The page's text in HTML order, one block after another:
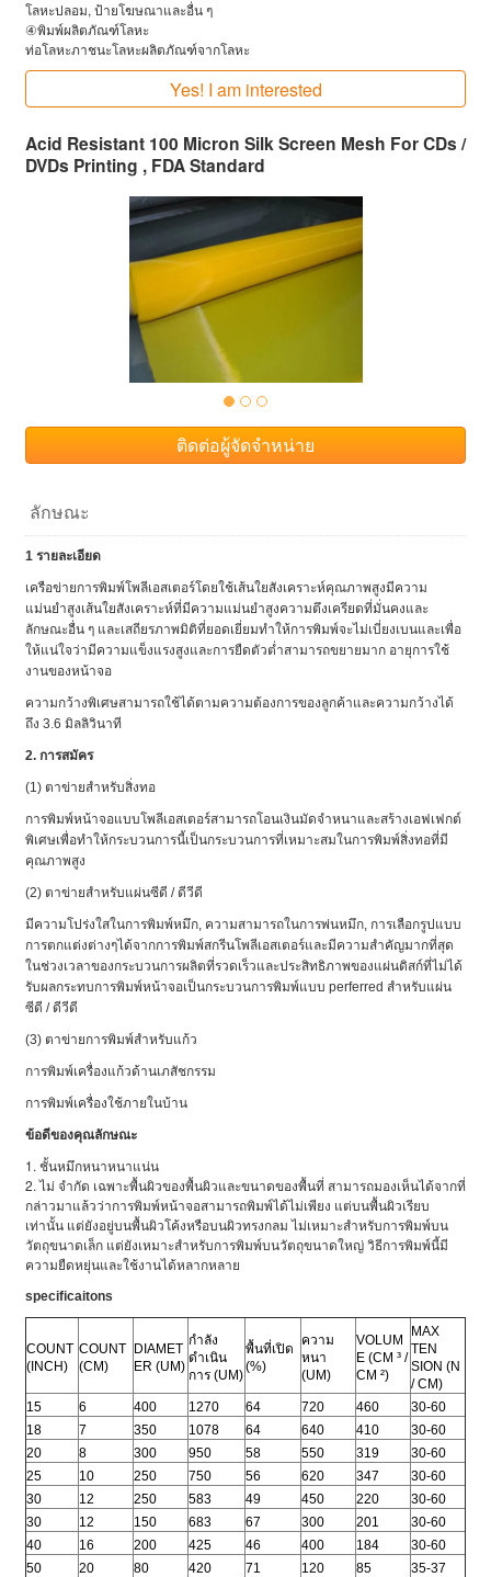
โลหะปลอม, ป้ายโฆษณาและอื่น ๆ
④พิมพ์ผลิตภัณฑ์โลหะ
ท่อโลหะภาชนะโลหะผลิตภัณฑ์จากโลหะ
Yes! I am interested
Acid Resistant 100 Micron Silk Screen Mesh For CDs /
DVDs Printing , FDA Standard
ติดต่อผู้จัดจำหน่าย
ลักษณะ
1 รายละเอียด
เครือข่ายการพิมพ์โพลีเอสเตอร์โดยใช้เส้นใยสังเคราะห์คุณภาพสูงมีความ
แม่นยำสูงเส้นใยสังเคราะห์ที่มีความแม่นยำสูงความตึงเครียดที่มั่นคงและ
ลักษณะอื่น ๆ และเสถียรภาพมิติที่ยอดเยี่ยมทำให้การพิมพ์จะไม่เบี่ยงเบนและเพื่อ
ให้แน่ใจว่ามีความแข็งแรงสูงและการยืดตัวต่ำสามารถขยายมาก อายุการใช้
งานของหน้าจอ
ความกว้างพิเศษสามารถใช้ได้ตามความต้องการของลูกค้าและความกว้างได้
ถึง 3.6 มิลลิวินาที
2. การสมัคร
(1) ตาข่ายสำหรับสิ่งทอ
การพิมพ์หน้าจอแบบโพลีเอสเตอร์สามารถโอนเงินมัดจำหนาและสร้างเอฟเฟกต์
พิเศษเพื่อทำให้กระบวนการนี้เป็นกระบวนการที่เหมาะสมในการพิมพ์สิ่งทอที่มี
คุณภาพสูง
(2) ตาข่ายสำหรับแผ่นซีดี / ดีวีดี
มีความโปร่งใสในการพิมพ์หมึก, ความสามารถในการพ่นหมึก, การเลือกรูปแบบ
การตกแต่งต่างๆได้จากการพิมพ์สกรีนโพลีเอสเตอร์และมีความสำคัญมากที่สุด
ในช่วงเวลาของกระบวนการผลิตที่รวดเร็วและประสิทธิภาพของแผ่นดิสก์ที่ไม่ได้
รับผลกระทบการพิมพ์หน้าจอเป็นกระบวนการพิมพ์แบบ perferred สำหรับแผ่น
ซีดี / ดีวีดี
(3) ตาข่ายการพิมพ์สำหรับแก้ว
การพิมพ์เครื่องแก้วด้านเภสัชกรรม
การพิมพ์เครื่องใช้ภายในบ้าน
ข้อดีของคุณลักษณะ
1. ชั้นหมึกหนาหนาแน่น
2. ไม่ จำกัด เฉพาะพื้นผิวของพื้นผิวและขนาดของพื้นที่ สามารถมองเห็นได้จากที่
กล่าวมาแล้วว่าการพิมพ์หน้าจอสามารถพิมพ์ได้ไม่เพียง แต่บนพื้นผิวเรียบ
เท่านั้น แต่ยังอยู่บนพื้นผิวโค้งหรือบนผิวทรงกลม ไม่เหมาะสำหรับการพิมพ์บน
วัตถุขนาดเล็ก แต่ยังเหมาะสำหรับการพิมพ์บนวัตถุขนาดใหญ่ วิธีการพิมพ์นี้มี
ความยืดหยุ่นและใช้งานได้หลากหลาย
specificaitons
COUNT
(INCH)
COUNT
(CM)
DIAMET
ER (UM)
กำลัง
ดำเนิน
การ (UM)
พื้นที่เปิด
(%)
ความ
หนา
(UM)
VOLUM
E (CM ³ /
CM ²)
MAX
TEN
SION (N
/ CM)
15
6 400 1270 64 720 460
30-60
18
7 350 1078 64 640 410
30-60
20
8 300 950 58 550 319
30-60
25
10 250 750 56 620 347
30-60
30
12 250 583 49 450 220
30-60
30
12 150 683 67 300 201
30-60
40
16 200 425 46 400 184
30-60
50
20 80 420 71 120 85
35-37